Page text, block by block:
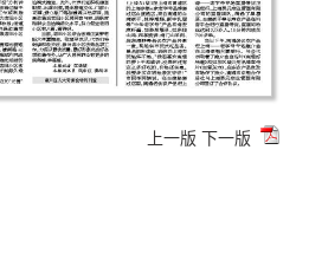
上一版 下一版